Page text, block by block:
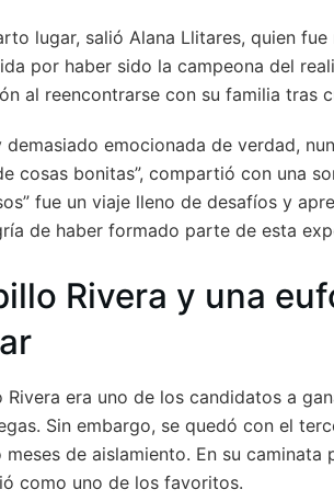
lugar, salió Alana Llitares, quien
por haber sido la campeona del
al reencontrarse con su familia tras
demasiado emocionada de verdad,
cosas bonitas”, compartió con una
fue un viaje lleno de desafíos y
de haber formado parte de esta
Rivera y una
Rivera era uno de los candidatos a
Sin embargo, se quedó con el
meses de aislamiento. En su
como uno de los favoritos.